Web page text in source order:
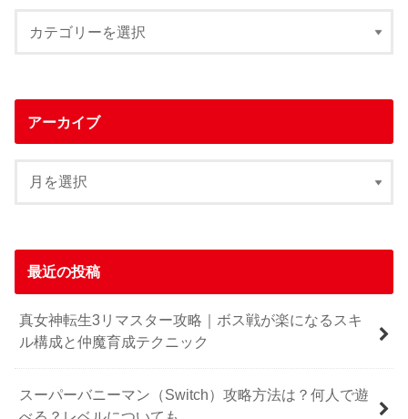
アーカイブ
最近の投稿
真女神転生3リマスター攻略｜ボス戦が楽になるスキ
ル構成と仲魔育成テクニック
スーパーバニーマン（Switch）攻略方法は？何人で遊